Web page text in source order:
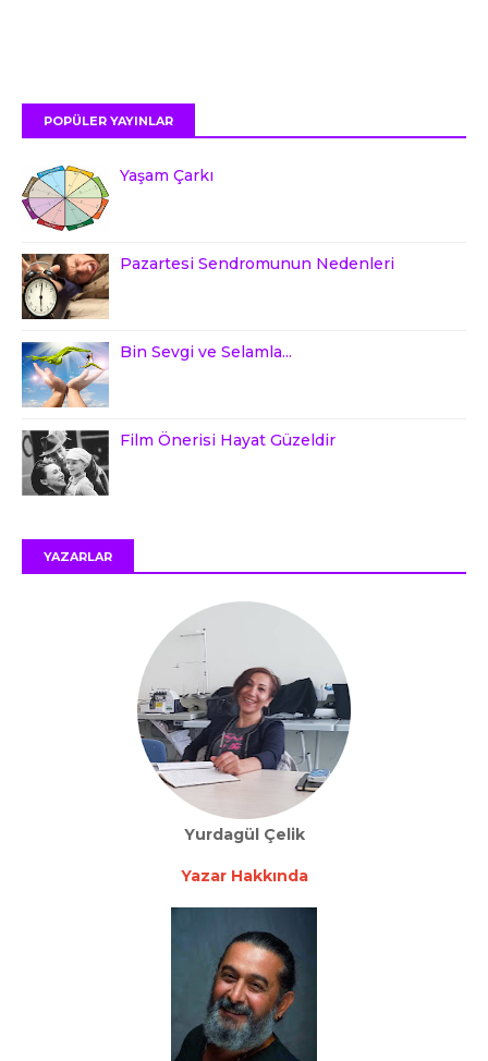
POPÜLER YAYINLAR
Yaşam Çarkı
Pazartesi Sendromunun Nedenleri
Bin Sevgi ve Selamla...
Film Önerisi Hayat Güzeldir
YAZARLAR
Yurdagül Çelik
Yazar Hakkında